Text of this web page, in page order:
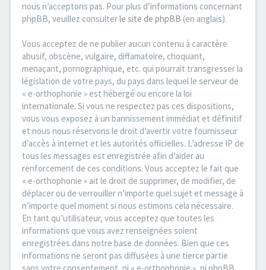
nous n’acceptons pas. Pour plus d’informations concernant
phpBB, veuillez consulterle site de phpBB (en anglais).
Vous acceptez de ne publier aucun contenu à caractère
abusif, obscène, vulgaire, diffamatoire, choquant,
menaçant, pornographique, etc. qui pourrait transgresser la
législation de votre pays, du pays dans lequel le serveur de
« e-orthophonie » est hébergé ou encore la loi
internationale. Si vous ne respectez pas ces dispositions,
vous vous exposez à un bannissement immédiat et définitif
et nous nous réservons le droit d’avertir votre fournisseur
d’accès à internet et les autorités officielles. L’adresse IP de
tous les messages est enregistrée afin d’aider au
renforcement de ces conditions. Vous acceptez le fait que
« e-orthophonie » ait le droit de supprimer, de modifier, de
déplacer ou de verrouiller n’importe quel sujet et message à
n’importe quel moment si nous estimons cela nécessaire.
En tant qu’utilisateur, vous acceptez que toutes les
informations que vous avez renseignées soient
enregistrées dans notre base de données. Bien que ces
informations ne seront pas diffusées à une tierce partie